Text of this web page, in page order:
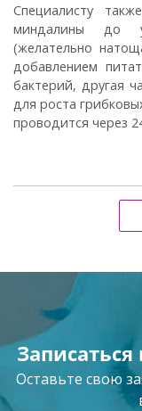
Специалисту
миндалины до
(желательно
добавлением
бактерий, другая
для роста
проводится через
Оставьте свою